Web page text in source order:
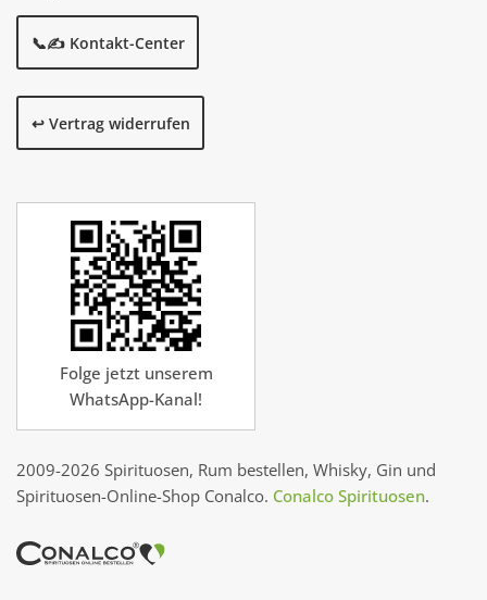
📞✍️ Kontakt-Center
↩️ Vertrag widerrufen
Folge jetzt unserem
WhatsApp-Kanal!
2009-2026 Spirituosen, Rum bestellen, Whisky, Gin und
Spirituosen-Online-Shop Conalco. Conalco Spirituosen.